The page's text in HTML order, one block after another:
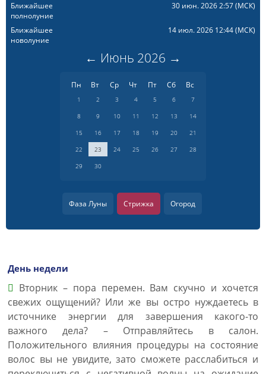
Ближайшее
полнолуние
30 июн. 2026 2:57(МСК)
Ближайшее
новолуние
14 июл. 2026 12:44(МСК)
← Июнь 2026 →
Пн Вт Ср Чт Пт Сб Вс
1 2 3 4 5 6
7
8
9 10 11 12 13
14
15
16 17 18 19 20
21
22
23 24 25 26 27
28
29
30
Фаза Луны Стрижка Огород
День недели
Вторник – пора перемен. Вам скучно и хочется
свежих ощущений? Или же вы остро нуждаетесь в
источнике энергии для завершения какого-то
важного дела? – Отправляйтесь в салон.
Положительного влияния процедуры на состояние
волос вы не увидите, зато сможете расслабиться и